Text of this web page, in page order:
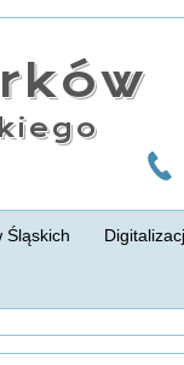
Śląskich